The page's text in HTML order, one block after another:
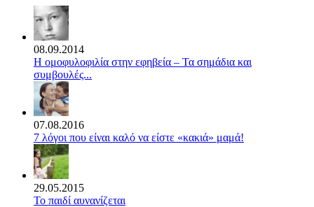
08.09.2014
Η ομοφυλοφιλία στην εφηβεία – Τα σημάδια και
συμβουλές...
07.08.2016
7 λόγοι που είναι καλό να είστε «κακιά» μαμά!
29.05.2015
Το παιδί αυνανίζεται